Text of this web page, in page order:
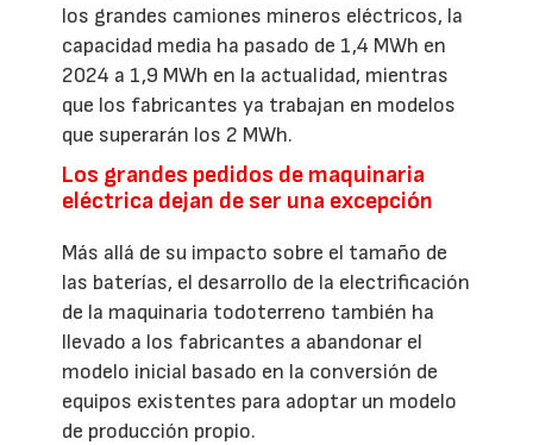
los grandes camiones mineros eléctricos, la
capacidad media ha pasado de 1,4 MWh en
2024 a 1,9 MWh en la actualidad, mientras
que los fabricantes ya trabajan en modelos
que superarán los 2 MWh.
Los grandes pedidos de maquinaria
eléctrica dejan de ser una excepción
Más allá de su impacto sobre el tamaño de
las baterías, el desarrollo de la electrificación
de la maquinaria todoterreno también ha
llevado a los fabricantes a abandonar el
modelo inicial basado en la conversión de
equipos existentes para adoptar un modelo
de producción propio.